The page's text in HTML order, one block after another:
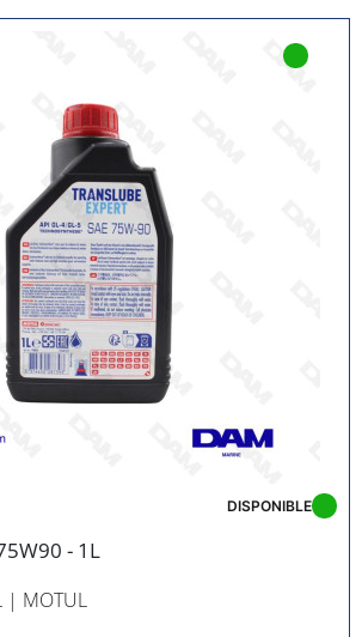
- 1L
| MOTUL
DISPONIBLE